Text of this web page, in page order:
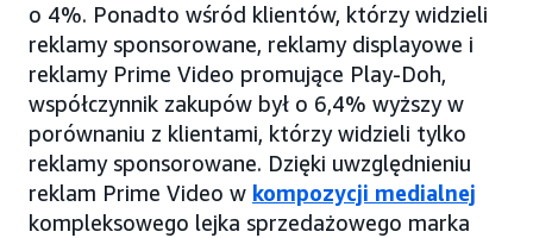
o 4%. Ponadto wśród klientów, którzy widzieli
reklamy sponsorowane, reklamy displayowe i
reklamy Prime Video promujące Play-Doh,
współczynnik zakupów był o 6,4% wyższy w
porównaniu z klientami, którzy widzieli tylko
reklamy sponsorowane. Dzięki uwzględnieniu
reklam Prime Video w kompozycji medialnej
kompleksowego lejka sprzedażowego marka